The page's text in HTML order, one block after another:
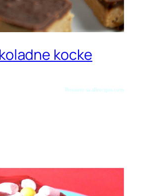
kocke
Preuzeto sa allrecipes.com